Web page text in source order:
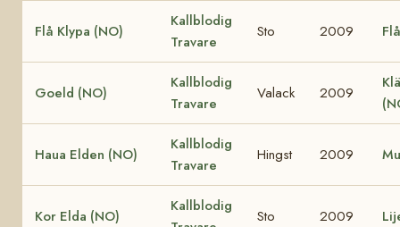
Flå Klypa (NO)
Kallblodig
Travare
Sto 2009
Goeld (NO)
Kallblodig
Travare
Valack 2009
Haua Elden (NO)
Kallblodig
Travare
Hingst 2009
Kor Elda (NO)
Kallblodig
Sto 2009